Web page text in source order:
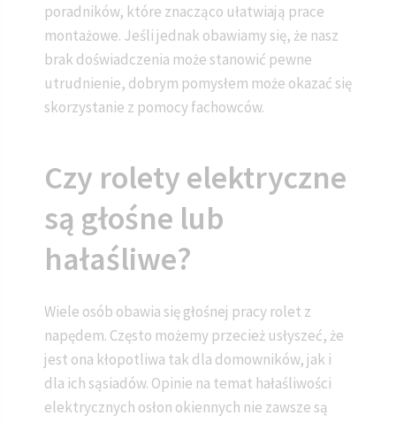
poradników, które znacząco ułatwiają prace
montażowe. Jeśli jednak obawiamy się, że nasz
brak doświadczenia może stanowić pewne
utrudnienie, dobrym pomysłem może okazać się
skorzystanie z pomocy fachowców.
Czy rolety elektryczne
są głośne lub
hałaśliwe?
Wiele osób obawia się głośnej pracy rolet z
napędem. Często możemy przecież usłyszeć, że
jest ona kłopotliwa tak dla domowników, jak i
dla ich sąsiadów. Opinie na temat hałaśliwości
elektrycznych osłon okiennych nie zawsze są